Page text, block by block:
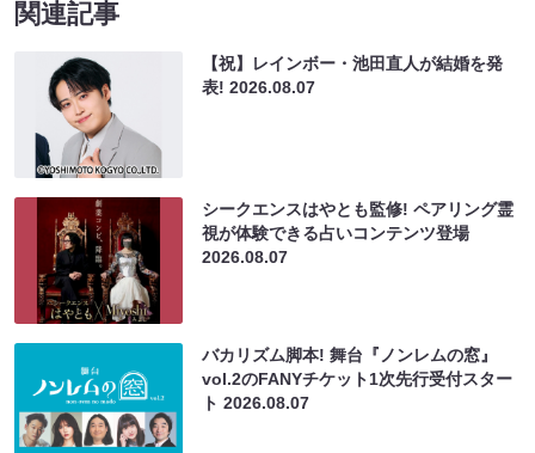
関連記事
【祝】レインボー・池田直人が結婚を発
表!2026.08.07
シークエンスはやとも監修! ペアリング霊
視が体験できる占いコンテンツ登場
2026.08.07
バカリズム脚本! 舞台『ノンレムの窓』
vol.2のFANYチケット1次先行受付スター
ト2026.08.07